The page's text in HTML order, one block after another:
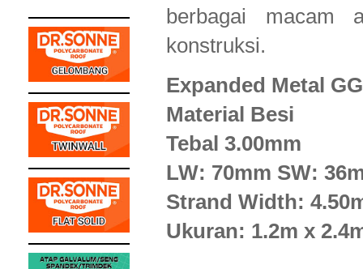
berbagai macam
konstruksi.
Expanded Metal
Material Besi
Tebal 3.00mm
LW: 70mm SW:
Strand Width:
Ukuran: 1.2m x